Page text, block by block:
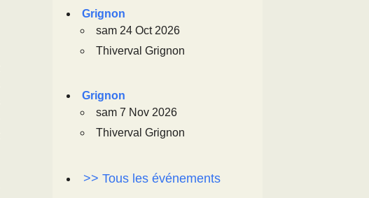
Grignon
sam 24 Oct 2026
Thiverval Grignon
Grignon
sam 7 Nov 2026
Thiverval Grignon
>> Tous les événements